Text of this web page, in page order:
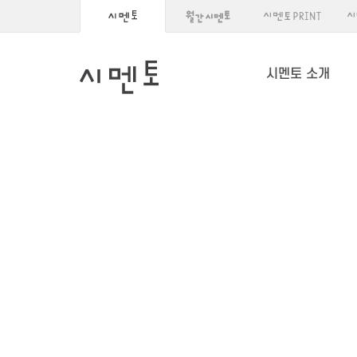
시멘토 소개